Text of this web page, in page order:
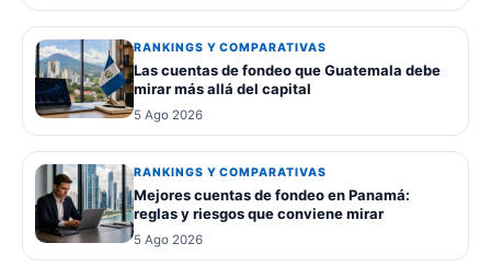
RANKINGS Y COMPARATIVAS
Las cuentas de fondeo que Guatemala debe
mirar más allá del capital
5 Ago 2026
RANKINGS Y COMPARATIVAS
Mejores cuentas de fondeo en Panamá:
reglas y riesgos que conviene mirar
5 Ago 2026